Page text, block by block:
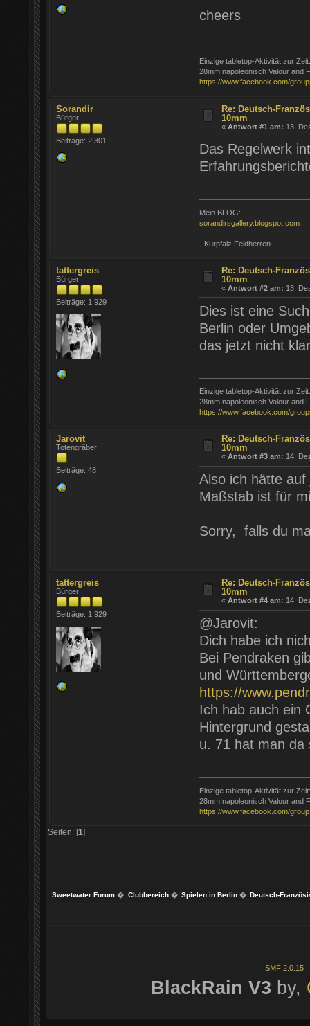
cheers
Einzige tabletop-Aktivität zur Zeit:
28mm napoleonisch Valour and
https://www.facebook.com/
Sorandir
Bürger
Beiträge: 2.301
Re: Deutsch-
10mm
«Antwort #1 am: 13.
Das Regelwerk
Mein BLOG:
sorandirsgallery.blogspot.com
- Kurpfalz Feldherren -
tattergreis
Bürger
Beiträge: 1.929
Re: Deutsch-
10mm
«Antwort #2 am: 13.
Dies ist eine
Berlin oder
das jetzt nicht
Einzige tabletop-Aktivität zur Zeit:
28mm napoleonisch Valour and
https://www.facebook.com/
Jarovit
Totengräber
Beiträge: 48
Re: Deutsch-
10mm
«Antwort #3 am: 14.
Also ich hätte
Maßstab ist für
Sorry, falls du
tattergreis
Bürger
Beiträge: 1.929
Re: Deutsch-
10mm
«Antwort #4 am: 14.
@Jarovit:
Dich habe ich
Bei Pendraken
und
https://
Ich hab auch ein
Hintergrund
u. 71 hat man da
Einzige tabletop-Aktivität zur Zeit:
28mm napoleonisch Valour and
https://www.facebook.com/
Seiten: [1]
Sweetwater Forum � Clubbereich� Spielen in Berlin� Deutsch-
SMF 2.0.15 |
BlackRain V3 by,